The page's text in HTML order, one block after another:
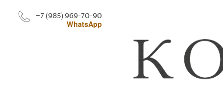
+7 (985) 969-70-90
WhatsApp